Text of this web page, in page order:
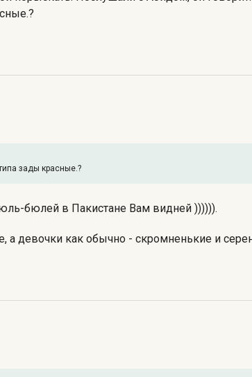
зады красные.?
бюлей в Пакистане Вам видней )))))).
а девочки как обычно - скромненькие и